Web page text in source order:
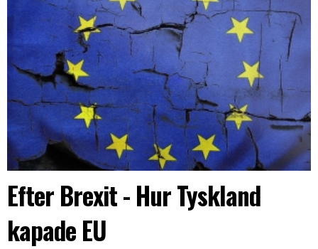
Efter Brexit - Hur Tyskland
kapade EU